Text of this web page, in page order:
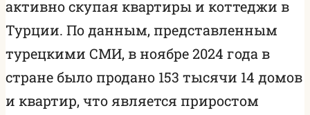
активно скупая квартиры и коттеджи в
Турции. По данным, представленным
турецкими СМИ, в ноябре 2024 года в
стране было продано 153 тысячи 14 домов
и квартир, что является приростом